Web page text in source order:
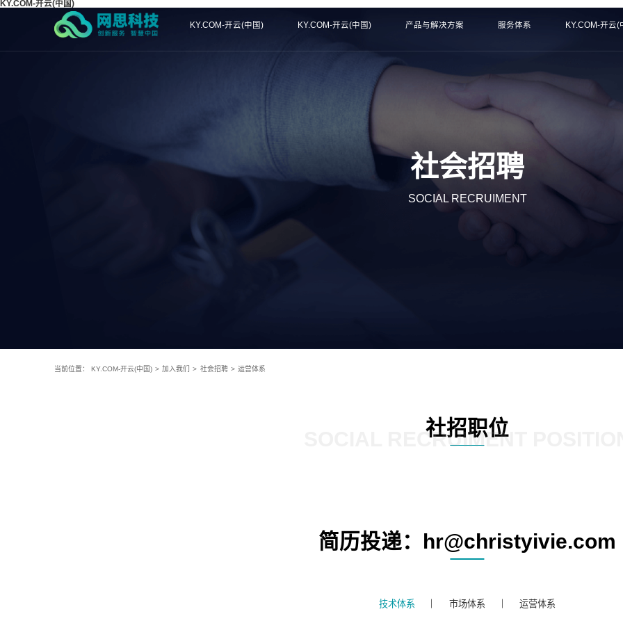
KY.COM-开云(中国)
KY.COM-开云(中国) KY.COM-开云(中国) 产品与解决方案 服务体系 KY.COM-开云(
社会招聘
SOCIAL RECRUIMENT
当前位置： KY.COM-开云(中国) > 加入我们 > 社会招聘 > 运营体系
社招职位
SOCIAL RECRUIMENT
简历投递：hr@christyivie.com
技术体系 市场体系 运营体系